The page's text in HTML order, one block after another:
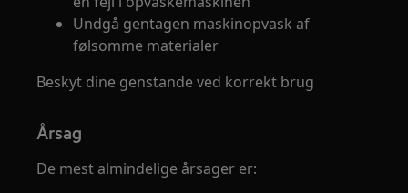
Undgå gentagen maskinopvask af
følsomme materialer
Beskyt dine genstande ved korrekt brug
Årsag
De mest almindelige årsager er: